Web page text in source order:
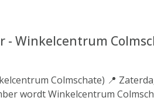
- Winkelcentrum
Colmschate) 📍
wordt Winkelcentrum